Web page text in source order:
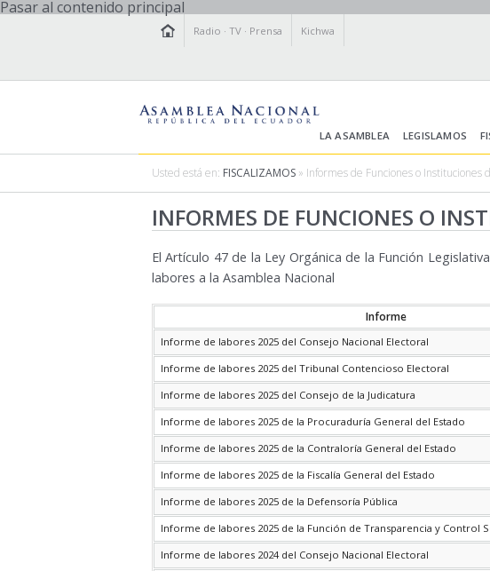
Pasar al contenido principal
Radio ·TV · Prensa Kichwa
LA ASAMBLEA LEGISLAMOS
Usted está en: FISCALIZAMOS » Informes de Funciones o Instituciones
INFORMES DE FUNCIONES O
El Artículo 47 de la Ley Orgánica de la Función
labores a la Asamblea Nacional
Informe
Informe de labores 2025 del Consejo Nacional Electoral
Informe de labores 2025 del Tribunal Contencioso Electoral
Informe de labores 2025 del Consejo de la Judicatura
Informe de labores 2025 de la Procuraduría General del Estado
Informe de labores 2025 de la Contraloría General del Estado
Informe de labores 2025 de la Fiscalía General del Estado
Informe de labores 2025 de la Defensoría Pública
Informe de labores 2025 de la Función de Transparencia y Control
Informe de labores 2024 del Consejo Nacional Electoral